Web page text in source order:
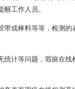
工作人员。
棒料等等，检测
等问题，瑕疵在